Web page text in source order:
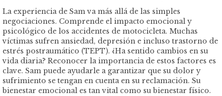
La experiencia de Sam va más allá de las simples
negociaciones. Comprende el impacto emocional y
psicológico de los accidentes de motocicleta. Muchas
víctimas sufren ansiedad, depresión e incluso trastorno de
estrés postraumático (TEPT). ¿Ha sentido cambios en su
vida diaria? Reconocer la importancia de estos factores es
clave. Sam puede ayudarle a garantizar que su dolor y
sufrimiento se tengan en cuenta en su reclamación. Su
bienestar emocional es tan vital como su bienestar físico.